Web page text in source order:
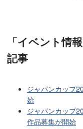
「イベント情
記事
ジャパンカップ
始
ジャパンカップ
作品募集が開始